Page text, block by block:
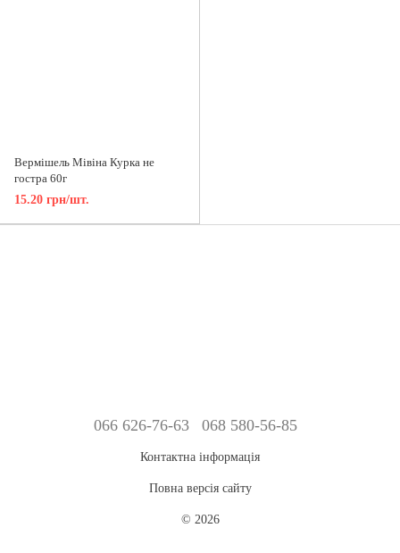
Вермішель Мівіна Курка не
гостра 60г
15.20 грн/шт.
066 626-76-63 068 580-56-85
Контактна інформація
Повна версія сайту
© 2026